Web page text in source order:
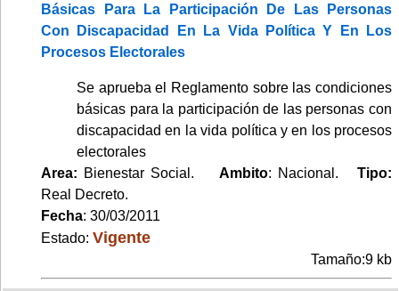
Básicas Para La Participación De Las Personas
Con Discapacidad En La Vida Política Y En Los
Procesos Electorales
Se aprueba el Reglamento sobre las condiciones
básicas para la participación de las personas con
discapacidad en la vida política y en los procesos
electorales
Area: Bienestar Social. Ambito: Nacional. Tipo:
Real Decreto.
Fecha: 30/03/2011
Estado: Vigente
Tamaño:9 kb